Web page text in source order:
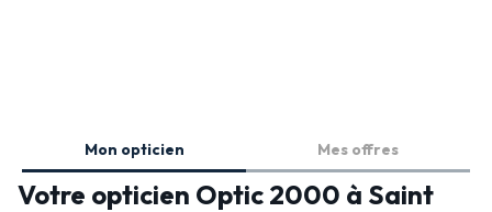
Mon opticien Mes offres
Votre opticien Optic 2000 à Saint